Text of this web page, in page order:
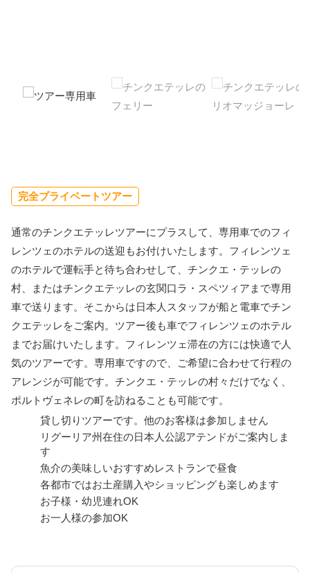
完全プライベートツアー
通常のチンクエテッレツアーにプラスして、専用車でのフィ
レンツェのホテルの送迎もお付けいたします。フィレンツェ
のホテルで運転手と待ち合わせして、チンクエ・テッレの
村、またはチンクエテッレの玄関口ラ・スペツィアまで専用
車で送ります。そこからは日本人スタッフが船と電車でチン
クエテッレをご案内。ツアー後も車でフィレンツェのホテル
までお届けいたします。フィレンツェ滞在の方には快適で人
気のツアーです。専用車ですので、ご希望に合わせて行程の
アレンジが可能です。チンクエ・テッレの村々だけでなく、
ポルトヴェネレの町を訪ねることも可能です。
貸し切りツアーです。他のお客様は参加しません
リグーリア州在住の日本人公認アテンドがご案内しま
す
魚介の美味しいおすすめレストランで昼食
各都市ではお土産購入やショッピングも楽しめます
お子様・幼児連れOK
お一人様の参加OK